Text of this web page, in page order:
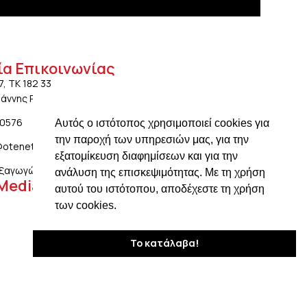
Αυτός ο ιστότοπος χρησιμοποιεί cookies για
την παροχή των υπηρεσιών μας, για την
εξατομίκευση διαφημίσεων και για την
ανάλυση της επισκεψιμότητας. Με τη χρήση
αυτού του ιστότοπου, αποδέχεστε τη χρήση
των cookies.
Το κατάλαβα!
Επικοινωνίας
ΤΚ 182 33
Ρέντης Αττικής
ngiotis.ike@gmail.com